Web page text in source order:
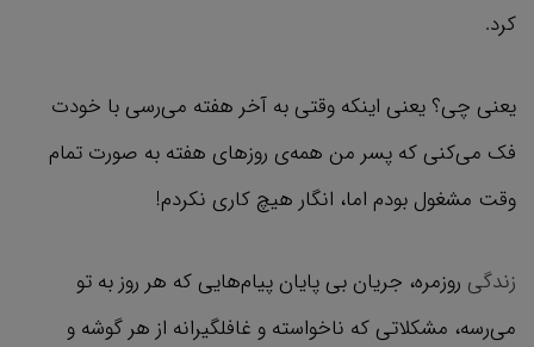
کرد.
یعنی چی؟ یعنی اینکه وقتی به آخر هفته می‌رسی با خودت
فک می‌کنی که پسر من همه‌ی روزهای هفته به صورت تمام
وقت مشغول بودم اما، انگار هیچ کاری نکردم!
زندگی روزمره، جریان بی پایان‌ پیام‌هایی که هر روز به تو
می‌رسه، مشکلاتی که ناخواسته و غافلگیرانه از هر گوشه و